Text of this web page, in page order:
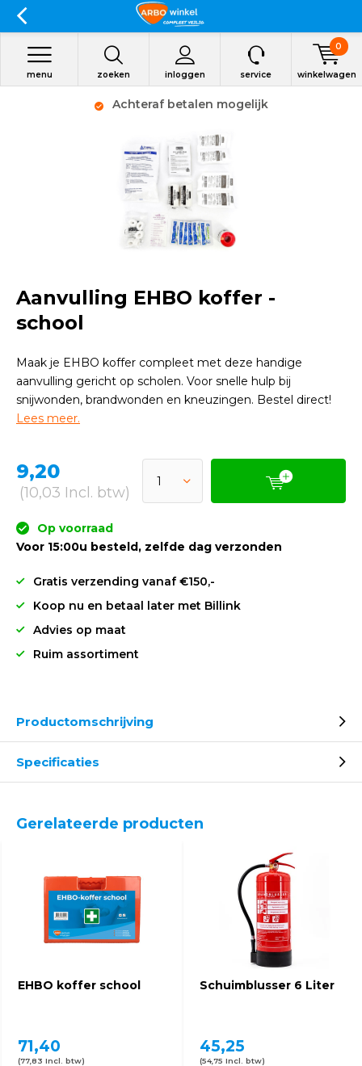
zoeken inloggen
menu service winkelwagen
0
Achteraf betalen mogelijk
Aanvulling EHBO koffer -
school
Maak je EHBO koffer compleet met deze handige
aanvulling gericht op scholen. Voor snelle hulp bij
snijwonden, brandwonden en kneuzingen. Bestel direct!
Lees meer.
9,20
(10,03 Incl. btw)
Op voorraad
Voor 15:00u besteld, zelfde dag verzonden
Gratis verzending vanaf €150,-
Koop nu en betaal later met Billink
Advies op maat
Ruim assortiment
Productomschrijving
Specificaties
Gerelateerde producten
EHBO koffer school
71,40
(77,83 Incl. btw)
Schuimblusser 6 Liter
45,25
(54,75 Incl. btw)